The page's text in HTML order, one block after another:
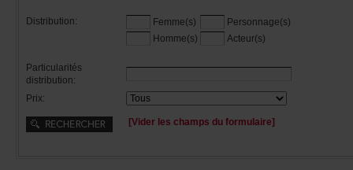
Distribution: Femme(s)
Personnage(s)
Homme(s)
Acteur(s)
Particularités
distribution:
Prix:
[Viderleschampsduformulaire]